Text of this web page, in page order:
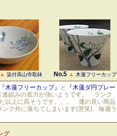
▲ 染付高山寺取鉢 No.5 ▲ 木蓮フリーカップ
『木蓮フリーカップ』 と
『木蓮ダ円プレー
組みの底力が強いようです。 ランク
以上に高そうです。。。 運の良い商品
ンク外に落ちてしまいます(苦笑) 毎週ラ
グ